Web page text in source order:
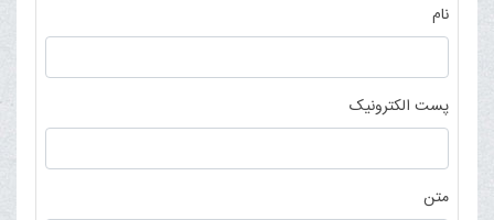
نام
پست الکترونیک
متن